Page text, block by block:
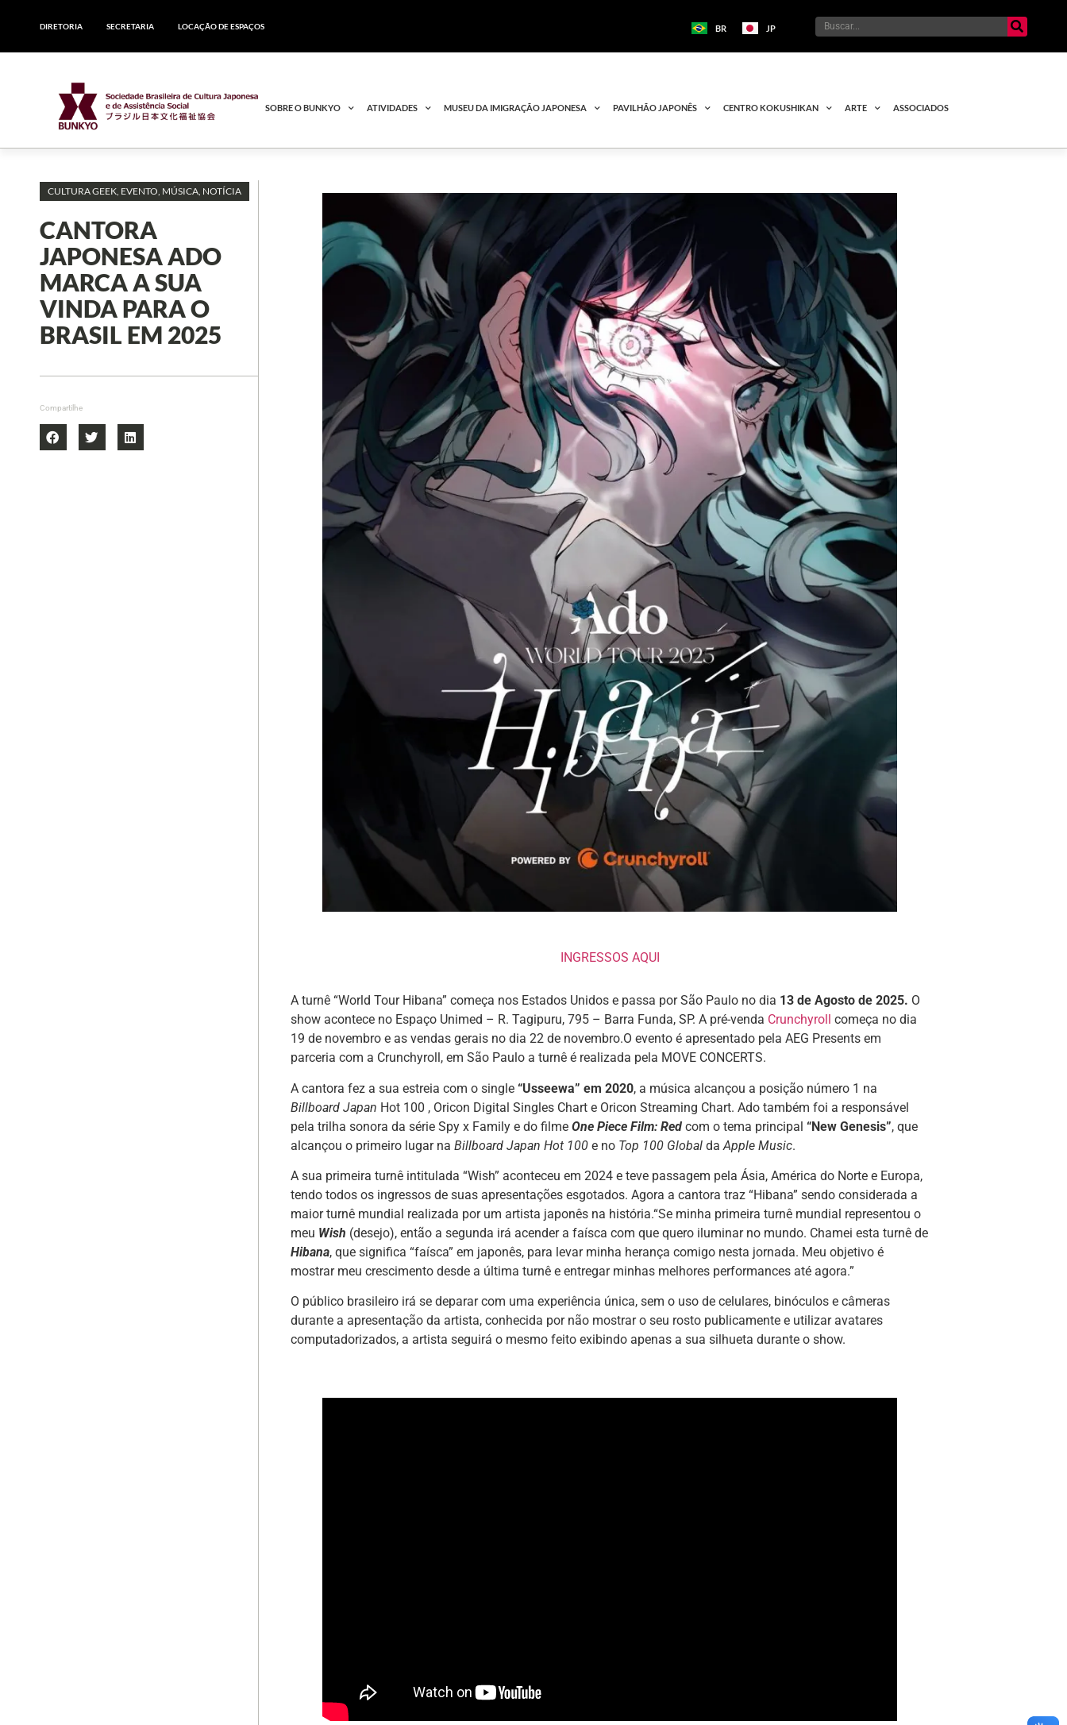
DIRETORIA SECRETARIA LOCAÇÃO DE ESPAÇOS BR JP
SOBRE O BUNKYO ATIVIDADES MUSEU DA IMIGRAÇÃO JAPONESA PAVILHÃO JAPONÊS CENTRO KOKUSHIKAN ARTE ASSOCIADOS
CULTURA GEEK, EVENTO, MÚSICA, NOTÍCIA
CANTORA
JAPONESA ADO
MARCA A SUA
VINDA PARA O
BRASIL EM 2025
Compartilhe
INGRESSOS AQUI
A turnê “World Tour Hibana” começa nos Estados Unidos e passa por São Paulo no dia 13 de Agosto de 2025. O
show acontece no Espaço Unimed – R. Tagipuru, 795 – Barra Funda, SP. A pré-venda Crunchyroll
começa no dia
19 de novembro e as vendas gerais no dia 22 de novembro.O evento é apresentado pela AEG Presents em
parceria com a Crunchyroll, em São Paulo a turnê é realizada pela MOVE CONCERTS.
A cantora fez a sua estreia com o single “Usseewa” em 2020, a música alcançou a posição número 1 na
Billboard Japan Hot 100 , Oricon Digital Singles Chart e Oricon Streaming Chart. Ado também foi a responsável
pela trilha sonora da série Spy x Family e do filmeOne Piece Film: Redcom o tema principal“New Genesis”, que
alcançou o primeiro lugar naBillboard Japan Hot 100 e no Top 100 Global daApple Music.
A sua primeira turnê intitulada “Wish” aconteceu em 2024 e teve passagem pela Ásia, América do Norte e Europa,
tendo todos os ingressos de suas apresentações esgotados. Agora a cantora traz “Hibana” sendo considerada a
maior turnê mundial realizada por um artista japonês na história.“Se minha primeira turnê mundial representou o
meu Wish (desejo), então a segunda irá acender a faísca com que quero iluminar no mundo. Chamei esta turnê de
Hibana, que significa “faísca” em japonês, para levar minha herança comigo nesta jornada. Meu objetivo é
mostrar meu crescimento desde a última turnê e entregar minhas melhores performances até agora.”
O público brasileiro irá se deparar com uma experiência única, sem o uso de celulares, binóculos e câmeras
durante a apresentação da artista, conhecida por não mostrar o seu rosto publicamente e utilizar avatares
computadorizados, a artista seguirá o mesmo feito exibindo apenas a sua silhueta durante o show.